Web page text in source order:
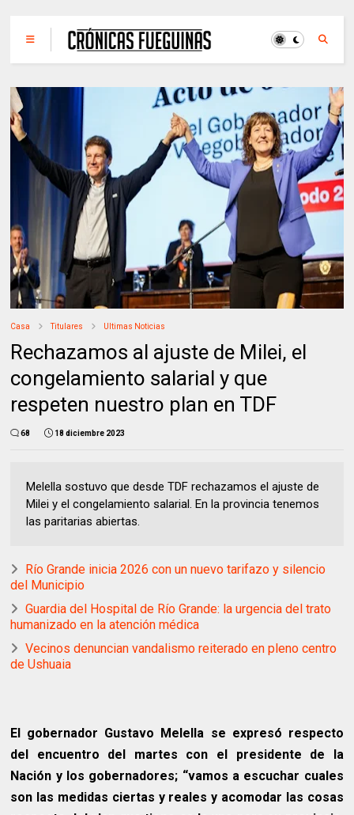
Casa Titulares Ultimas Noticias
Rechazamos al ajuste de Milei, el
congelamiento salarial y que
respeten nuestro plan en TDF
68 18 diciembre 2023
Melella sostuvo que desde TDF rechazamos el ajuste de
Milei y el congelamiento salarial. En la provincia tenemos
las paritarias abiertas.
Río Grande inicia 2026 con un nuevo tarifazo y silencio
del Municipio
Guardia del Hospital de Río Grande: la urgencia del trato
humanizado en la atención médica
Vecinos denuncian vandalismo reiterado en pleno centro
de Ushuaia
El gobernador Gustavo Melella se expresó respecto
del encuentro del martes con el presidente de la
Nación y los gobernadores; “vamos a escuchar cuales
son las medidas ciertas y reales y acomodar las cosas